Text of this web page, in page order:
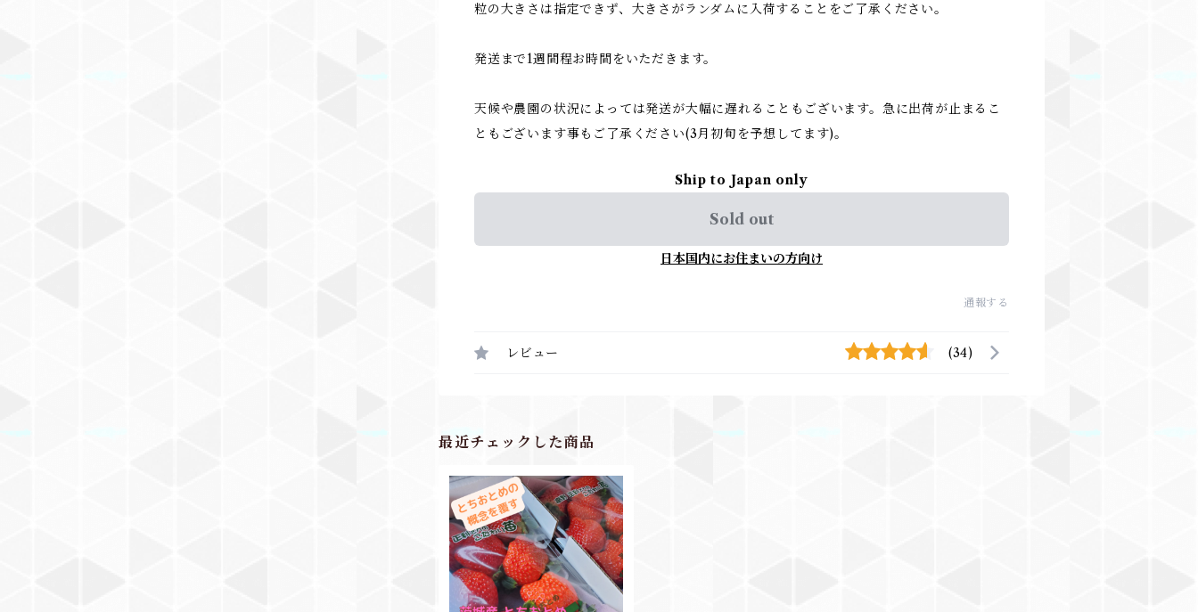
粒の大きさは指定できず、大きさがランダムに入荷することをご了承ください。
発送まで1週間程お時間をいただきます。
天候や農園の状況によっては発送が大幅に遅れることもございます。急に出荷が止まるこ
ともございます事もご了承ください(3月初旬を予想してます)。
Ship to Japan only
Sold out
日本国内にお住まいの方向け
通報する
レビュー (34)
最近チェックした商品